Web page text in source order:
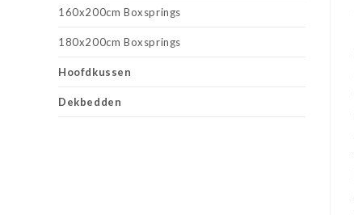
160x200cm Boxsprings
180x200cm Boxsprings
Hoofdkussen
Dekbedden